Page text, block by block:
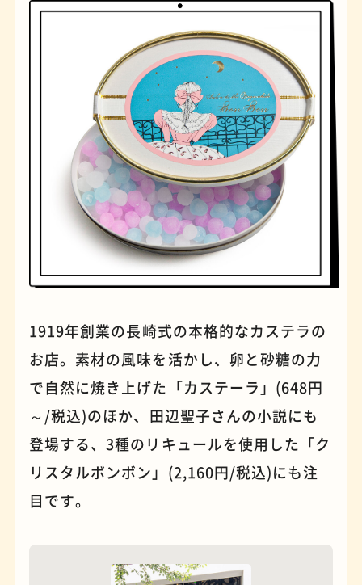
ナポリタン
パンケーキ 手芸
1919年創業の長崎式の本格的なカステラの
お店。素材の風味を活かし、卵と砂糖の力
で自然に焼き上げた「カステーラ」(648円
～/税込)のほか、田辺聖子さんの小説にも
登場する、3種のリキュールを使用した「ク
リスタルボンボン」(2,160円/税込)にも注
目です。